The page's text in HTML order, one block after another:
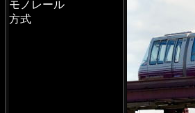
モノレール
方式